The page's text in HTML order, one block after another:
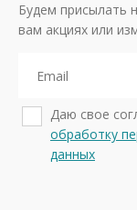
Будем присылать
вам акциях или
Даю свое
обработку
данных